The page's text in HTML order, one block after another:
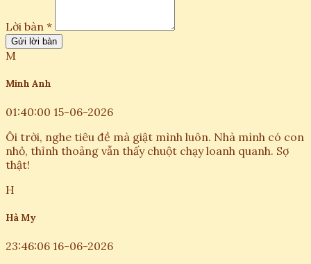
Lời bàn *
Gửi lời bàn
M
Minh Anh
01:40:00 15-06-2026
Ôi trời, nghe tiêu đề mà giật mình luôn. Nhà mình có con
nhỏ, thỉnh thoảng vẫn thấy chuột chạy loanh quanh. Sợ
thật!
H
Hà My
23:46:06 16-06-2026